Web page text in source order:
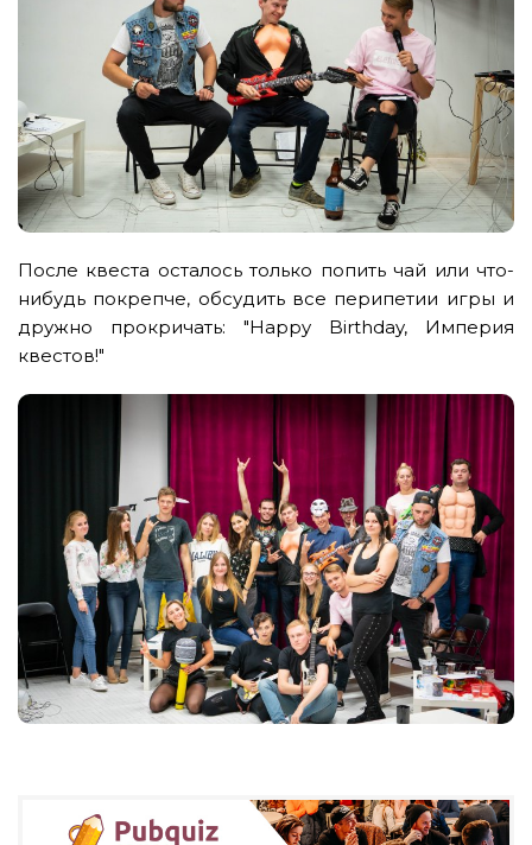
После квеста осталось только попить чай или что-
нибудь покрепче, обсудить все перипетии игры и
дружно прокричать: "Happy Birthday, Империя
квестов!"